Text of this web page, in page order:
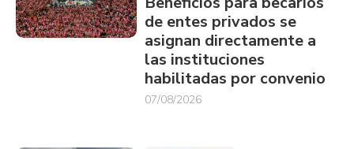
de entes privados se
asignan directamente a
las instituciones
habilitadas por convenio
07/08/2026